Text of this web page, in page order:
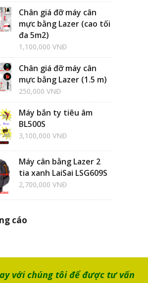
Chân giá đỡ máy cân
mực bằng Lazer (cao tối
đa 5m2)
1,100,000 VNĐ
Chân giá đỡ máy cân
mực bằng Lazer (1.5 m)
250,000 VNĐ
Máy bắn ty tiêu âm
BL500S
3,100,000 VNĐ
Máy cân bằng Lazer 2
tia xanh LaiSai LSG609S
2,700,000 VNĐ
cáo
với chúng tôi để được tư vấn